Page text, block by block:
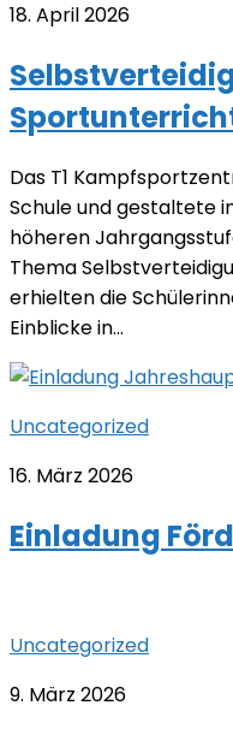
18. April 2026
Das T1
Schule und gestaltete
höheren
Thema
erhielten die
Einblicke in...
Uncategorized
16. März 2026
Einladung
Uncategorized
9. März 2026